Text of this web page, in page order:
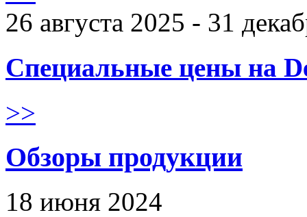
26 августа 2025 - 31
Специальные цены на
>>
Обзоры продукции
18 июня 2024